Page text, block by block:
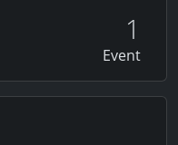
1
Event